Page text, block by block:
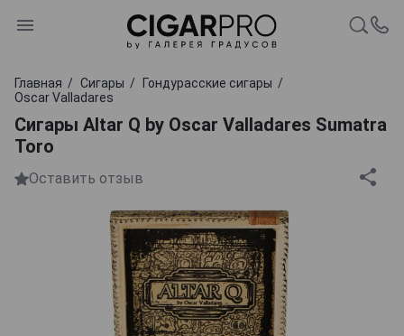
Главная Сигары
Гондурасские сигары
Oscar Valladares
Сигары Altar Q by Oscar Valladares Sumatra
Toro
Оставить отзыв